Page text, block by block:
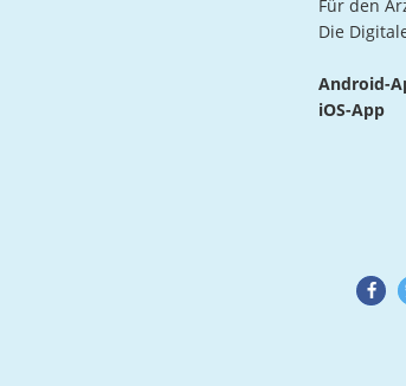
Für den
Die
Android-
iOS-App